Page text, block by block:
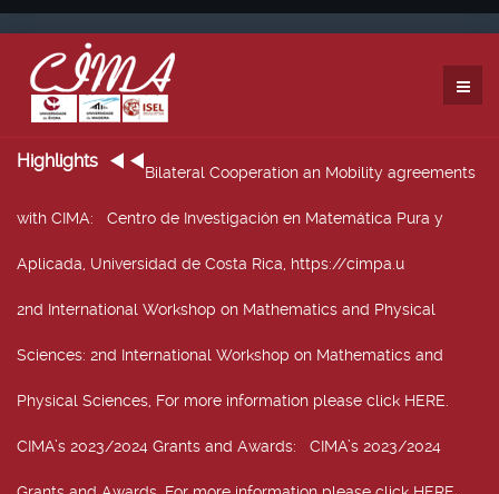
Highlights
Bilateral Cooperation an Mobility agreements
with CIMA: Centro de Investigación en Matemática Pura y
Aplicada, Universidad de Costa Rica, https://cimpa.u
2nd International Workshop on Mathematics and Physical
Sciences: 2nd International Workshop on Mathematics and
Physical Sciences, For more information please click HERE.
CIMA’s 2023/2024 Grants and Awards: CIMA’s 2023/2024